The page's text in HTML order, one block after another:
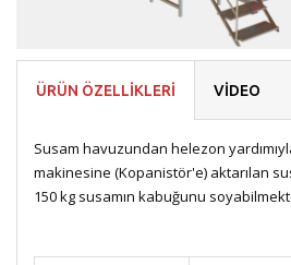
ÜRÜN ÖZELLİKLERİ VİDEO
Susam havuzundan helezon
makinesine (Kopanistör'e) aktarılan
150 kg susamın kabuğunu